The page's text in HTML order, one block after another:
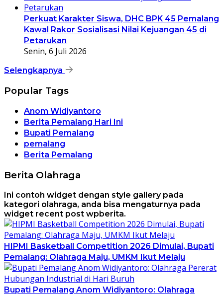
Perkuat Karakter Siswa, DHC BPK 45 Pemalang
Kawal Rakor Sosialisasi Nilai Kejuangan 45 di
Petarukan
Senin, 6 Juli 2026
Selengkapnya
Popular Tags
Anom Widiyantoro
Berita Pemalang Hari Ini
Bupati Pemalang
pemalang
Berita Pemalang
Berita Olahraga
Ini contoh widget dengan style gallery pada
kategori olahraga, anda bisa mengaturnya pada
widget recent post wpberita.
HIPMI Basketball Competition 2026 Dimulai, Bupati
Pemalang: Olahraga Maju, UMKM Ikut Melaju
Bupati Pemalang Anom Widiyantoro: Olahraga